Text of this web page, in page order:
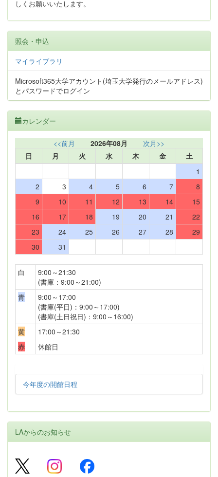
しくお願いいたします。
照会・申込
マイライブラリ
Microsoft365大学アカウント(埼玉大学発行のメールアドレス)
とパスワードでログイン
カレンダー
<<前月 2026年08月
次月>>
日
月 火 水 木 金
土
1
2
3 4 5 6 7
8
9
10 11 12 13 14
15
16
17 18 19 20 21
22
23
24 25 26 27 28
29
30
31
白
9:00～21:30
(書庫：9:00～21:00)
青
9:00～17:00
(書庫(平日)：9:00～17:00)
(書庫(土日祝日)：9:00～16:00)
黄
17:00～21:30
赤
休館日
今年度の開館日程
LAからのお知らせ